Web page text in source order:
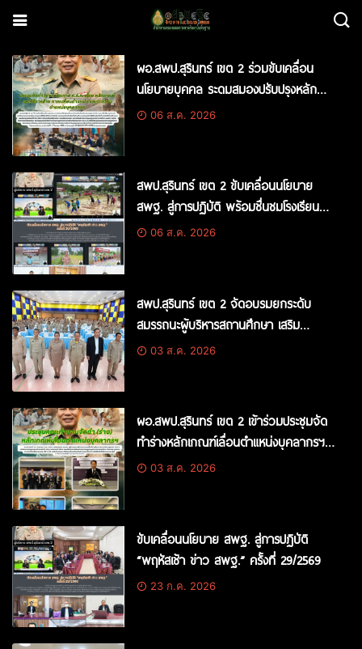
ผอ.สพป.สุรินทร์ เขต 2 ร่วมขับเคลื่อน
นโยบายบุคคล ระดมสมองปรับปรุงหลัก
เกณฑ์การย้าย-โอนข้าราชการครูฯ ร่วมกับ
06 ส.ค. 2026
สพป.สุรินทร์ เขต 2 ขับเคลื่อนนโยบาย
สพฐ. สู่การปฏิบัติ พร้อมชื่นชมโรงเรียน
บ้านบอน โชว์ผลงานในรายการ “พฤหัสเช้า
06 ส.ค. 2026
สพป.สุรินทร์ เขต 2 จัดอบรมยกระดับ
สมรรถนะผู้บริหารสถานศึกษา เสริม
ประสิทธิภาพการบริหารจัดการอย่างมือ
03 ส.ค. 2026
ผอ.สพป.สุรินทร์ เขต 2 เข้าร่วมประชุมจัด
ทำร่างหลักเกณฑ์เลื่อนตำแหน่งบุคลากรฯ
ณ กรุงเทพฯ
03 ส.ค. 2026
ขับเคลื่อนนโยบาย สพฐ. สู่การปฏิบัติ
“พฤหัสเช้า ข่าว สพฐ.” ครั้งที่ 29/2569
23 ก.ค. 2026